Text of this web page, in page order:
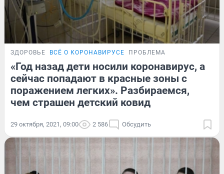
ЗДОРОВЬЕ ВСЁ О КОРОНАВИРУСЕ ПРОБЛЕМА
«Год назад дети носили коронавирус, а
сейчас попадают в красные зоны с
поражением легких». Разбираемся,
чем страшен детский ковид
29 октября, 2021, 09:00 2 586 Обсудить